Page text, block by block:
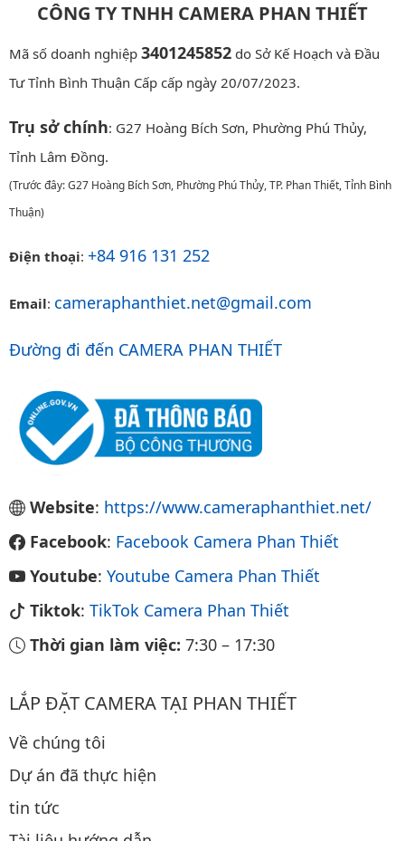
CÔNG TY TNHH CAMERA PHAN THIẾT
Mã số doanh nghiệp 3401245852 do Sở Kế Hoạch và Đầu
Tư Tỉnh Bình Thuận Cấp cấp ngày 20/07/2023.
Trụ sở chính: G27 Hoàng Bích Sơn, Phường Phú Thủy,
Tỉnh Lâm Đồng.
(Trước đây: G27 Hoàng Bích Sơn, Phường Phú Thủy, TP. Phan Thiết, Tỉnh Bình
Thuận)
Điện thoại: +84 916 131 252
Email: cameraphanthiet.net@gmail.com
Đường đi đến CAMERA PHAN THIẾT
Website: https://www.cameraphanthiet.net/
Facebook: Facebook Camera Phan Thiết
Youtube: Youtube Camera Phan Thiết
Tiktok: TikTok Camera Phan Thiết
Thời gian làm việc: 7:30 – 17:30
LẮP ĐẶT CAMERA TẠI PHAN THIẾT
Về chúng tôi
Dự án đã thực hiện
tin tức